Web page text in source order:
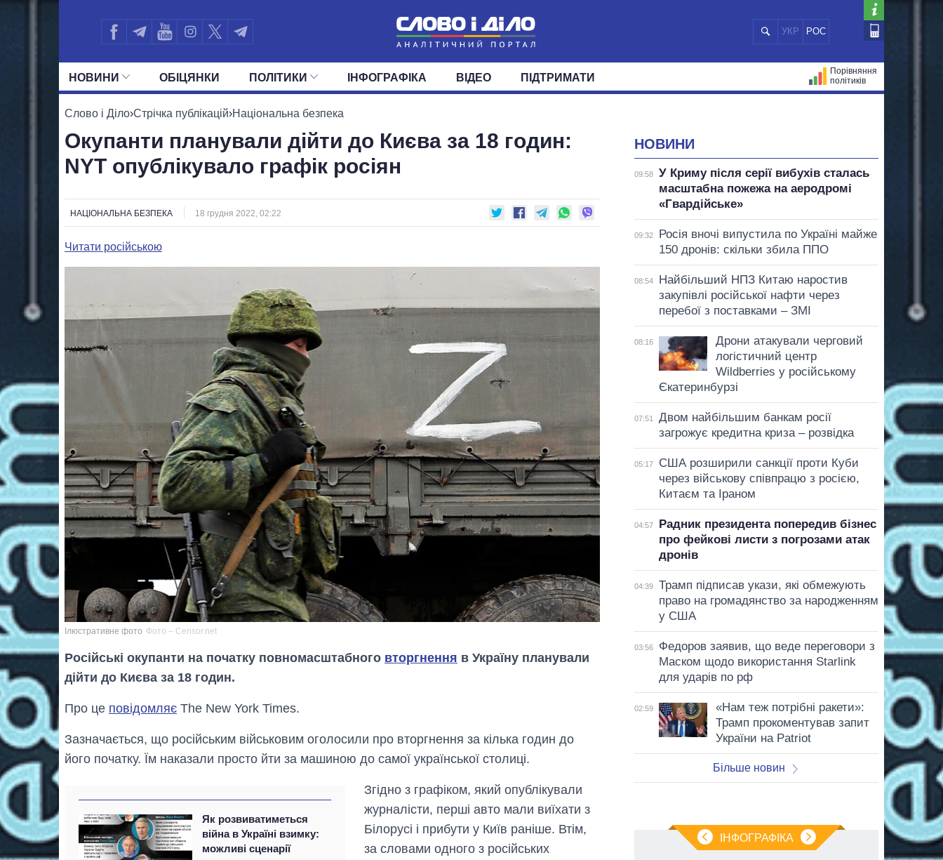
УКР РОС
НОВИНИ
СТРІЧКА
ПОЛІТИКА ЕКОНОМІКА СУСПІЛЬСТВО СВІТ
ОБIЦЯНКИ ПОЛIТИКИ
УСІ ПОЛІТИКИ ПРЕЗИДЕНТ І ОФІС ВЕРХОВНА РАДА
ДЕПУТАТИ КОМІТЕТИ ФРАКЦІЇ ОКРУГИ
ІНФОГРАФІКА ВІДЕО ПІДТРИМАТИ
Порівняння
політиків
Слово і Діло›Стрічка публікацій›Національна безпека
Окупанти планували дійти до Києва за 18 годин:
NYT опублікувало графік росіян
НАЦІОНАЛЬНА БЕЗПЕКА 18 грудня 2022, 02:22
Читати російською
Ілюстративне фото Фото – Censor.net
Російські окупанти на початку повномасштабного вторгнення в Україну планували
дійти до Києва за 18 годин.
Про це повідомляє The New York Times.
Зазначається, що російським військовим оголосили про вторгнення за кілька годин до
його початку. Їм наказали просто йти за машиною до самої української столиці.
Як розвиватиметься
війна в Україні взимку:
можливі сценарії
Згідно з графіком, який опублікували
журналісти, перші авто мали виїхати з
Білорусі і прибути у Київ раніше. Втім,
за словами одного з російських
НОВИНИ
09:58
У Криму після серії вибухів сталась
масштабна пожежа на аеродромі
«Гвардійське»
09:32
Росія вночі випустила по Україні майже
150 дронів: скільки збила ППО
08:54
Найбільший НПЗ Китаю наростив
закупівлі російської нафти через
перебої з поставками – ЗМІ
08:16
Дрони атакували черговий
логістичний центр
Wildberries у російському
Єкатеринбурзі
07:51
Двом найбільшим банкам росії
загрожує кредитна криза – розвідка
05:17
США розширили санкції проти Куби
через військову співпрацю з росією,
Китаєм та Іраном
04:57
Радник президента попередив бізнес
про фейкові листи з погрозами атак
дронів
04:39
Трамп підписав укази, які обмежують
право на громадянство за народженням
у США
03:56
Федоров заявив, що веде переговори з
Маском щодо використання Starlink
для ударів по рф
02:59
«Нам теж потрібні ракети»:
Трамп прокоментував запит
України на Patriot
Більше новин
ІНФОГРАФІКА